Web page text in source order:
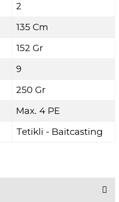
2
135 Cm
152 Gr
9
250 Gr
Max. 4 PE
Tetikli - Baitcasting